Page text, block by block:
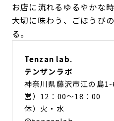
お店に流れるゆるやかな
大切に味わう、ごほうび
る。
Tenzan lab.
テンザンラボ
神奈川県藤沢市江の島
営）12：00〜18：00
休）火・水